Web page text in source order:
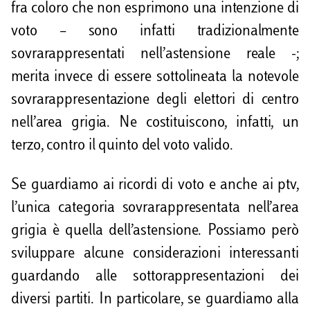
fra coloro che non esprimono una intenzione di
voto – sono infatti tradizionalmente
sovrarappresentati nell’astensione reale -;
merita invece di essere sottolineata la notevole
sovrarappresentazione degli elettori di centro
nell’area grigia. Ne costituiscono, infatti, un
terzo, contro il quinto del voto valido.
Se guardiamo ai ricordi di voto e anche ai ptv,
l’unica categoria sovrarappresentata nell’area
grigia è quella dell’astensione. Possiamo però
sviluppare alcune considerazioni interessanti
guardando alle sottorappresentazioni dei
diversi partiti. In particolare, se guardiamo alla